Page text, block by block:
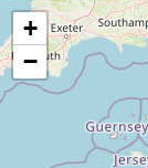
+
−